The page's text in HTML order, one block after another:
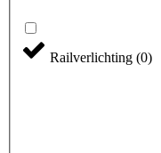
Railverlichting (0)